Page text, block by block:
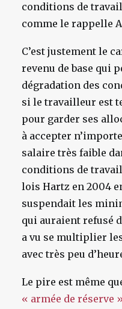
conditions de
comme le rappelle
C’est justement le
revenu de base qui
dégradation des
si le travailleur est
pour garder ses
à accepter
salaire très faible
conditions de
lois Hartz en 2004
suspendait les
qui auraient refusé
a vu se multiplier
avec très peu
Le pire est même
« armée de réserve